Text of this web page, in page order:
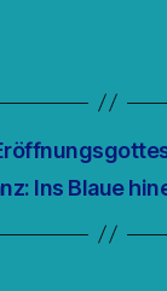
Ins Blaue